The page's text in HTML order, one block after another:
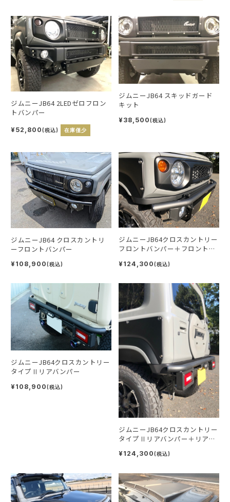
ジムニーJB64 2LEDゼロフロン
トバンパー
¥52,800(税込) 在庫僅少
ジムニーJB64 スキッドガード
キット
¥38,500(税込)
ジムニーJB64 クロスカントリ
ーフロントバンパー
¥108,900(税込)
ジムニーJB64クロスカントリー
フロントバンパー＋フロントス
¥124,300(税込)
ジムニーJB64クロスカントリー
タイプⅡリアバンパー
¥108,900(税込)
ジムニーJB64クロスカントリー
タイプⅡリアバンパー＋リアス
¥124,300(税込)